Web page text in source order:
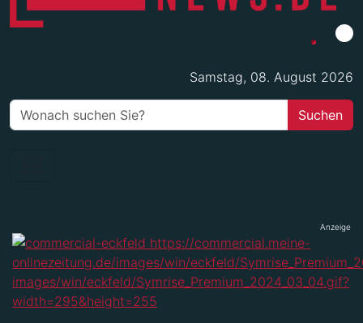
Samstag, 08. August 2026
Anzeige